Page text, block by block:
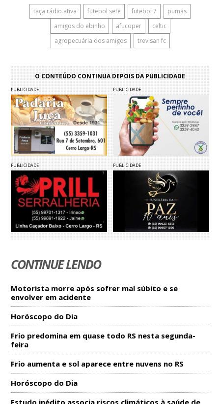
taça rádio ativa futebol sete futebol 7
pumas
amigos do ebinho
afucoper
celtic
agropecuária dos amigos
trevisan fc
O CONTEÚDO CONTINUA DEPOIS DA PUBLICIDADE
PUBLICIDADE PUBLICIDADE
PUBLICIDADE PUBLICIDADE
CONTINUE LENDO
Motorista morre após sofrer mal súbito e se
envolver em acidente
Horóscopo do Dia
Frio predomina em quase todo RS nesta segunda-
feira
Frio aumenta e sol aparece entre nuvens no RS
Horóscopo do Dia
Estudo inédito associa riscos climáticos à saúde de